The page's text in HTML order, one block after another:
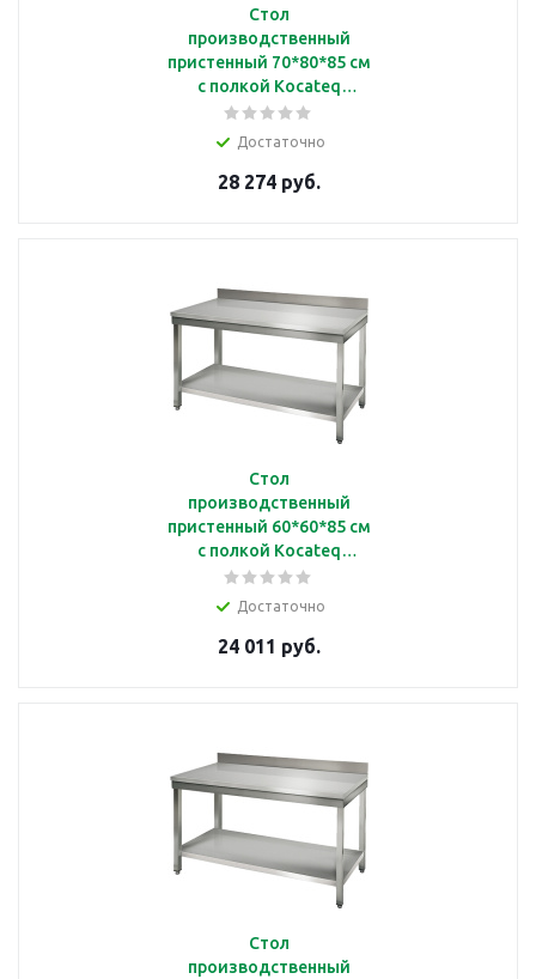
Стол
производственный
пристенный 70*80*85 см
с полкой Kocateq
SAT87A
Достаточно
28 274 руб.
Стол
производственный
пристенный 60*60*85 см
с полкой Kocateq
SAT66A
Достаточно
24 011 руб.
Стол
производственный